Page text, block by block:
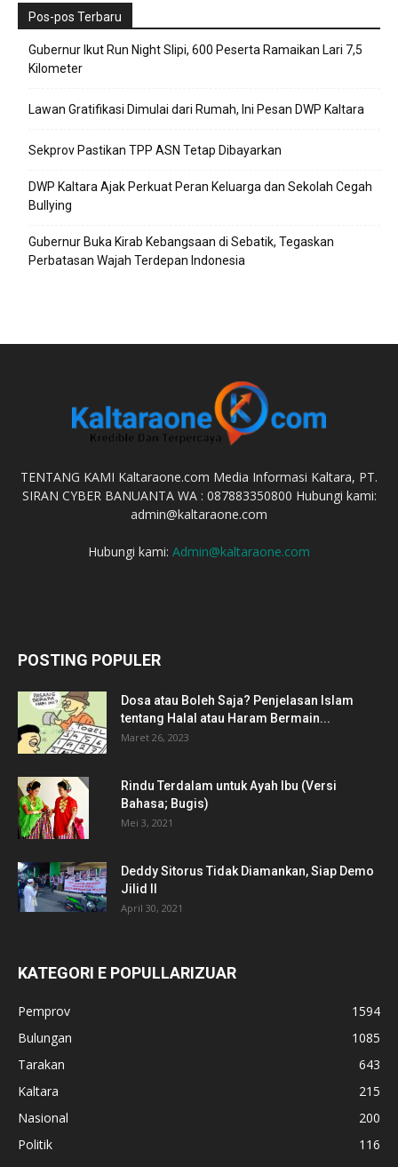
Pos-pos Terbaru
Gubernur Ikut Run Night Slipi, 600 Peserta Ramaikan Lari 7,5
Kilometer
Lawan Gratifikasi Dimulai dari Rumah, Ini Pesan DWP Kaltara
Sekprov Pastikan TPP ASN Tetap Dibayarkan
DWP Kaltara Ajak Perkuat Peran Keluarga dan Sekolah Cegah
Bullying
Gubernur Buka Kirab Kebangsaan di Sebatik, Tegaskan
Perbatasan Wajah Terdepan Indonesia
TENTANG KAMI Kaltaraone.com Media Informasi Kaltara, PT.
SIRAN CYBER BANUANTA WA : 087883350800 Hubungi kami:
admin@kaltaraone.com
Hubungi kami: Admin@kaltaraone.com
POSTING POPULER
Dosa atau Boleh Saja? Penjelasan Islam
tentang Halal atau Haram Bermain...
Maret 26, 2023
Rindu Terdalam untuk Ayah Ibu (Versi
Bahasa; Bugis)
Mei 3, 2021
Deddy Sitorus Tidak Diamankan, Siap Demo
Jilid II
April 30, 2021
KATEGORI E POPULLARIZUAR
Pemprov
1594
Bulungan
1085
Tarakan
643
Kaltara
215
Nasional
200
Politik
116